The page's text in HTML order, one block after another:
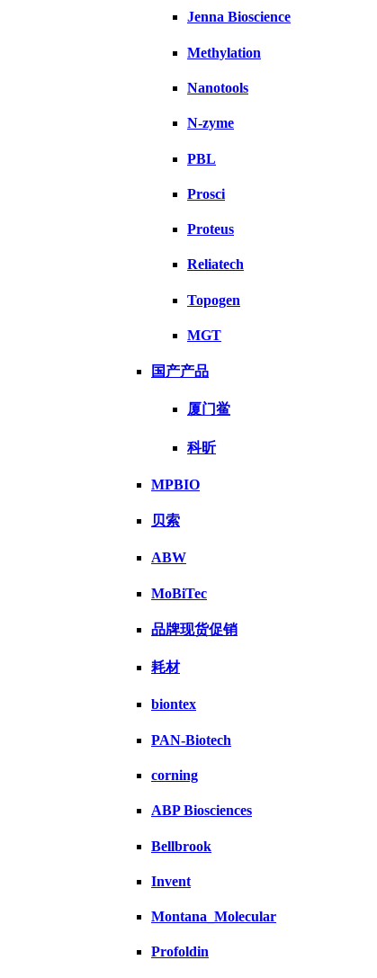
Jenna Bioscience
Methylation
Nanotools
N-zyme
PBL
Prosci
Proteus
Reliatech
Topogen
MGT
国产产品
厦门鲎
科昕
MPBIO
贝索
ABW
MoBiTec
品牌现货促销
耗材
biontex
PAN-Biotech
corning
ABP Biosciences
Bellbrook
Invent
Montana_Molecular
Profoldin